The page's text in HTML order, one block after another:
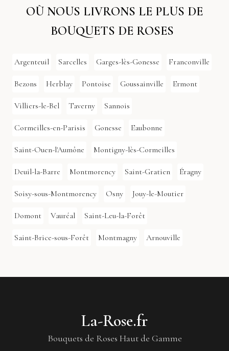
OÙ NOUS LIVRONS LE PLUS DE
BOUQUETS DE ROSES
Argenteuil Sarcelles Garges-lès-Gonesse Franconville
Bezons Herblay Pontoise Goussainville Ermont
Villiers-le-Bel Taverny Sannois
Cormeilles-en-Parisis Gonesse Eaubonne
Saint-Ouen-l'Aumône Montigny-lès-Cormeilles
Deuil-la-Barre Montmorency Saint-Gratien Éragny
Soisy-sous-Montmorency Osny Jouy-le-Moutier
Domont Vauréal Saint-Leu-la-Forêt
Saint-Brice-sous-Forêt Montmagny Arnouville
La-Rose.fr
Bouquets de Roses Haut de Gamme